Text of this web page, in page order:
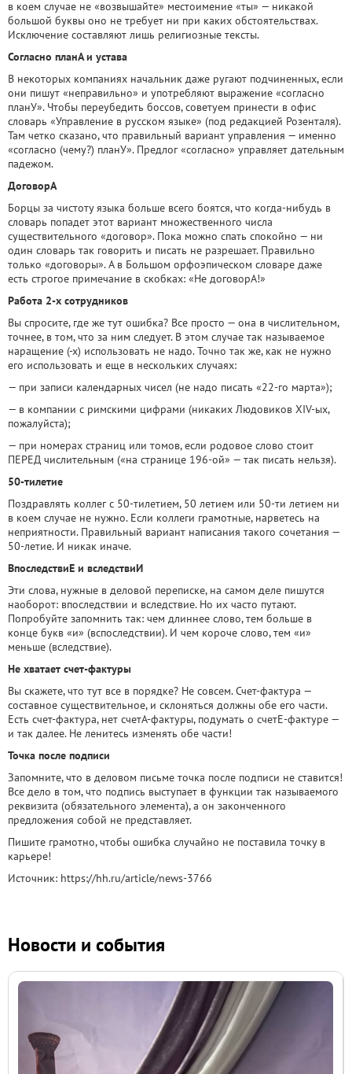
в коем случае не «возвышайте» местоимение «ты» — никакой
большой буквы оно не требует ни при каких обстоятельствах.
Исключение составляют лишь религиозные тексты.
Согласно планА и устава
В некоторых компаниях начальник даже ругают подчиненных, если
они пишут «неправильно» и употребляют выражение «согласно
планУ». Чтобы переубедить боссов, советуем принести в офис
словарь «Управление в русском языке» (под редакцией Розенталя).
Там четко сказано, что правильный вариант управления — именно
«согласно (чему?) планУ». Предлог «согласно» управляет дательным
падежом.
ДоговорА
Борцы за чистоту языка больше всего боятся, что когда-нибудь в
словарь попадет этот вариант множественного числа
существительного «договор». Пока можно спать спокойно — ни
один словарь так говорить и писать не разрешает. Правильно
только «договоры». А в Большом орфоэпическом словаре даже
есть строгое примечание в скобках: «Не договорА!»
Работа 2-х сотрудников
Вы спросите, где же тут ошибка? Все просто — она в числительном,
точнее, в том, что за ним следует. В этом случае так называемое
наращение (-х) использовать не надо. Точно так же, как не нужно
его использовать и еще в нескольких случаях:
— при записи календарных чисел (не надо писать «22-го марта»);
— в компании с римскими цифрами (никаких Людовиков XIV-ых,
пожалуйста);
— при номерах страниц или томов, если родовое слово стоит
ПЕРЕД числительным («на странице 196-ой» — так писать нельзя).
50-тилетие
Поздравлять коллег с 50-тилетием, 50 летием или 50-ти летием ни
в коем случае не нужно. Если коллеги грамотные, нарветесь на
неприятности. Правильный вариант написания такого сочетания —
50-летие. И никак иначе.
ВпоследствиЕ и вследствиИ
Эти слова, нужные в деловой переписке, на самом деле пишутся
наоборот: впоследствии и вследствие. Но их часто путают.
Попробуйте запомнить так: чем длиннее слово, тем больше в
конце букв «и» (вспоследствии). И чем короче слово, тем «и»
меньше (вследствие).
Не хватает счет-фактуры
Вы скажете, что тут все в порядке? Не совсем. Счет-фактура —
составное существительное, и склоняться должны обе его части.
Есть счет-фактура, нет счетА-фактуры, подумать о счетЕ-фактуре —
и так далее. Не ленитесь изменять обе части!
Точка после подписи
Запомните, что в деловом письме точка после подписи не ставится!
Все дело в том, что подпись выступает в функции так называемого
реквизита (обязательного элемента), а он законченного
предложения собой не представляет.
Пишите грамотно, чтобы ошибка случайно не поставила точку в
карьере!
Источник: https://hh.ru/article/news-3766
Новости и события